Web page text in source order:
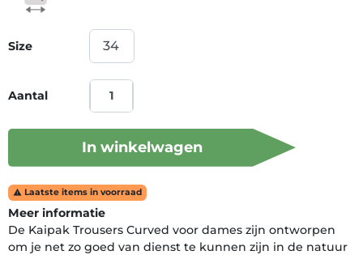
Size
Aantal
In winkelwagen
 Laatste items in voorraad
Meer informatie
De Kaipak Trousers Curved voor dames zijn ontworpen
om je net zo goed van dienst te kunnen zijn in de natuur